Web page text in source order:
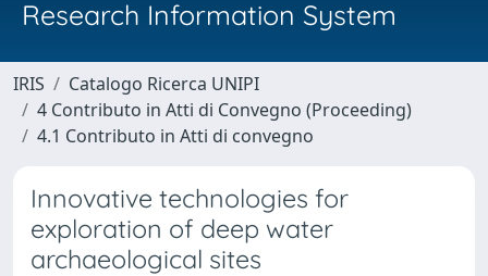
Research Information System
IRIS
Catalogo Ricerca UNIPI
4 Contributo in Atti di Convegno (Proceeding)
4.1 Contributo in Atti di convegno
Innovative technologies for
exploration of deep water
archaeological sites